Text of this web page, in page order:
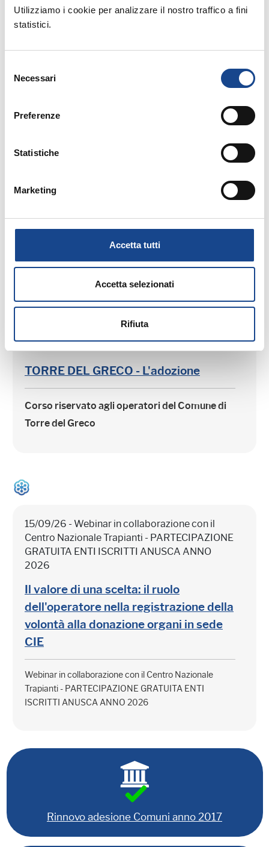
Utilizziamo i cookie per analizzare il nostro traffico a fini
statistici.
delNecessari
Preferenze
Statistiche
Marketing
Accetta tutti
Accetta selezionati
Rifiuta
Seminario di aggiornamento professionale
Torre del Greco
TORRE DEL GRECO - L'adozione
Corso riservato agli operatori del Comune di
Torre del Greco
15/09/26 - Webinar in collaborazione con il
Centro Nazionale Trapianti - PARTECIPAZIONE
GRATUITA ENTI ISCRITTI ANUSCA ANNO
2026
Il valore di una scelta: il ruolo
dell'operatore nella registrazione della
volontà alla donazione organi in sede
CIE
Webinar in collaborazione con il Centro Nazionale
Trapianti - PARTECIPAZIONE GRATUITA ENTI
ISCRITTI ANUSCA ANNO 2026
Rinnovo adesione Comuni anno 2017